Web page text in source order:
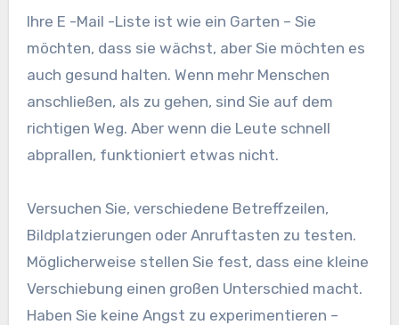
Ihre E -Mail -Liste ist wie ein Garten – Sie
möchten, dass sie wächst, aber Sie möchten es
auch gesund halten. Wenn mehr Menschen
anschließen, als zu gehen, sind Sie auf dem
richtigen Weg. Aber wenn die Leute schnell
abprallen, funktioniert etwas nicht.
Versuchen Sie, verschiedene Betreffzeilen,
Bildplatzierungen oder Anruftasten zu testen.
Möglicherweise stellen Sie fest, dass eine kleine
Verschiebung einen großen Unterschied macht.
Haben Sie keine Angst zu experimentieren –